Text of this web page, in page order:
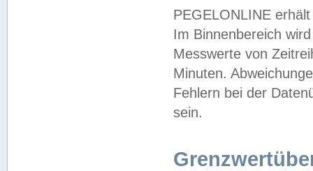
PEGELONLINE
Im Binnenbereich
Messwerte von
Minuten.
Fehlern bei der
sein.